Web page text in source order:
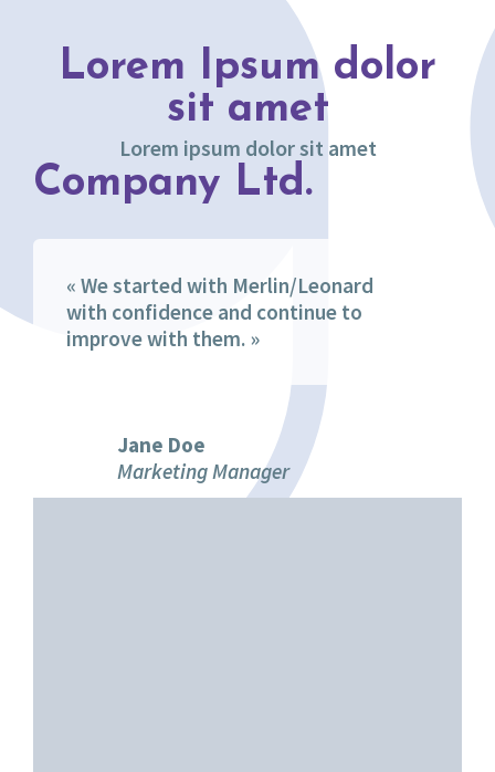
Lorem Ipsum dolor
sit amet
Lorem ipsum dolor sit amet
Company Ltd.
« We started with Merlin/Leonard
with confidence and continue to
improve with them. »
Jane Doe
Marketing Manager